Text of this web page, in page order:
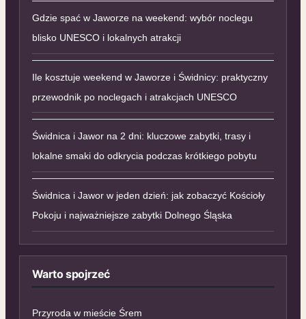
Gdzie spać w Jaworze na weekend: wybór noclegu
blisko UNESCO i lokalnych atrakcji
Ile kosztuje weekend w Jaworze i Świdnicy: praktyczny
przewodnik po noclegach i atrakcjach UNESCO
Świdnica i Jawor na 2 dni: kluczowe zabytki, trasy i
lokalne smaki do odkrycia podczas krótkiego pobytu
Świdnica i Jawor w jeden dzień: jak zobaczyć Kościoły
Pokoju i najważniejsze zabytki Dolnego Śląska
Warto spojrzeć
Przyroda w mieście Śrem